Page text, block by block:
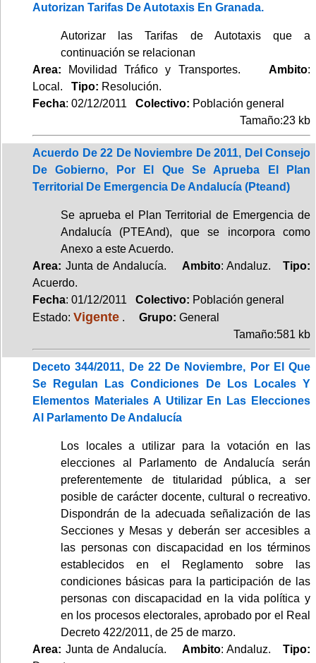
Autorizan Tarifas De Autotaxis En Granada.
Autorizar las Tarifas de Autotaxis que a
continuación se relacionan
Area: Movilidad Tráfico y Transportes. Ambito:
Local. Tipo: Resolución.
Fecha: 02/12/2011 Colectivo: Población general
Tamaño:23 kb
Acuerdo De 22 De Noviembre De 2011, Del Consejo
De Gobierno, Por El Que Se Aprueba El Plan
Territorial De Emergencia De Andalucía (Pteand)
Se aprueba el Plan Territorial de Emergencia de
Andalucía (PTEAnd), que se incorpora como
Anexo a este Acuerdo.
Area: Junta de Andalucía. Ambito: Andaluz.Tipo:
Acuerdo.
Fecha: 01/12/2011 Colectivo: Población general
Estado: Vigente . Grupo: General
Tamaño:581 kb
Deceto 344/2011, De 22 De Noviembre, Por El Que
Se Regulan Las Condiciones De Los Locales Y
Elementos Materiales A Utilizar En Las Elecciones
Al Parlamento De Andalucía
Los locales a utilizar para la votación en las
elecciones al Parlamento de Andalucía serán
preferentemente de titularidad pública, a ser
posible de carácter docente, cultural o recreativo.
Dispondrán de la adecuada señalización de las
Secciones y Mesas y deberán ser accesibles a
las personas con discapacidad en los términos
establecidos en el Reglamento sobre las
condiciones básicas para la participación de las
personas con discapacidad en la vida política y
en los procesos electorales, aprobado por el Real
Decreto 422/2011, de 25 de marzo.
Area: Junta de Andalucía. Ambito: Andaluz.Tipo: